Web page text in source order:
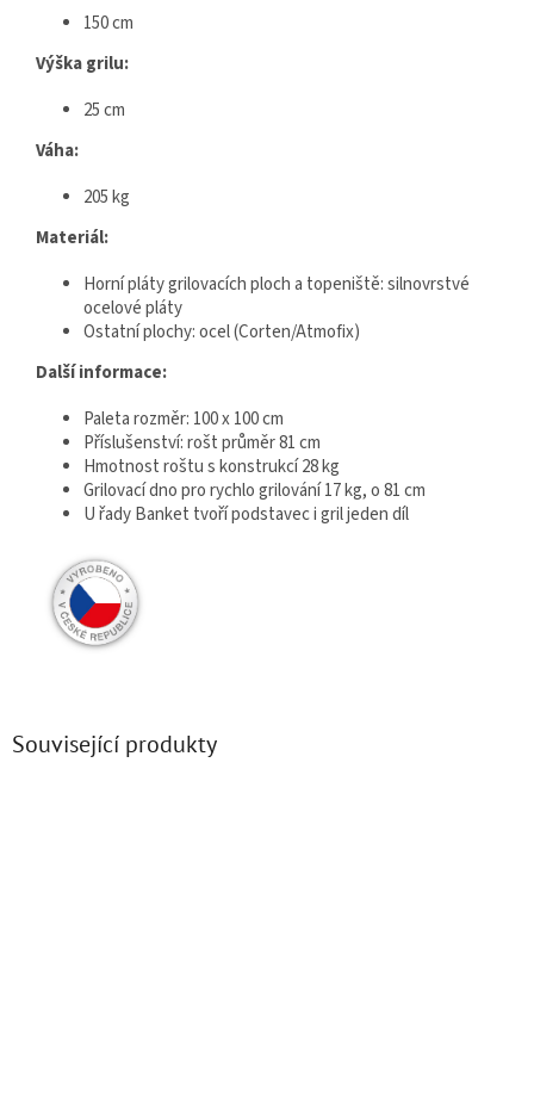
150 cm
Výška grilu:
25 cm
Váha:
205 kg
Materiál:
Horní pláty grilovacích ploch a topeniště: silnovrstvé
ocelové pláty
Ostatní plochy: ocel (Corten/Atmofix)
Další informace:
Paleta rozměr: 100 x 100 cm
Příslušenství: rošt průměr 81 cm
Hmotnost roštu s konstrukcí 28 kg
Grilovací dno pro rychlo grilování 17 kg, o 81 cm
U řady Banket tvoří podstavec i gril jeden díl
Související produkty